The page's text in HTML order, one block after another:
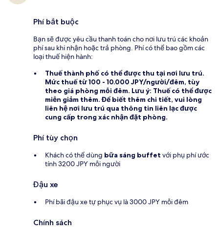
Phí bắt buộc
Bạn sẽ được yêu cầu thanh toán cho nơi lưu trú các khoản
phí sau khi nhận hoặc trả phòng. Phí có thể bao gồm các
loại thuế hiện hành:
Thuế thành phố có thể được thu tại nơi lưu trú.
Mức thuế từ 100 - 10.000 JPY/người/đêm, tùy
theo giá phòng mỗi đêm. Lưu ý: Thuế có thể được
miễn giảm thêm. Để biết thêm chi tiết, vui lòng
liên hệ nơi lưu trú qua thông tin liên lạc được
cung cấp trong xác nhận đặt phòng.
Phí tùy chọn
Khách có thể dùng bữa sáng buffet với phụ phí ước
tính 3200 JPY mỗi người
Đậu xe
Phí bãi đậu xe tự phục vụ là 3000 JPY mỗi đêm
Chính sách